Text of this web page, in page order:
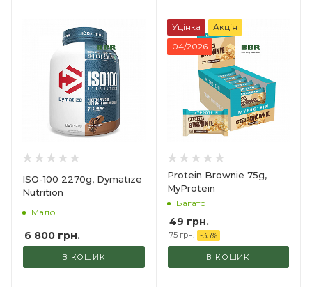
ISO-100 2270g, Dymatize
Nutrition
Мало
6 800 грн.
В КОШИК
Уцінка
Акція
04/2026
Protein Brownie 75g,
MyProtein
Багато
49 грн.
75грн. -35%
В КОШИК